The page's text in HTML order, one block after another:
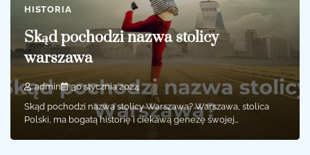
HISTORIA
Skąd pochodzi nazwa stolicy
warszawa
admin
30 stycznia 2024
Skąd pochodzi nazwa stolicy Warszawa? Warszawa, stolica
Polski, ma bogatą historię i ciekawą genezę swojej…